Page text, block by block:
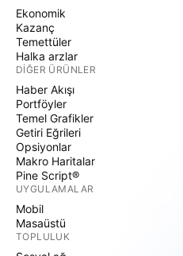
Ekonomik
Kazanç
Temettüler
Halka arzlar
DIĞER ÜRÜNLER
Haber Akışı
Portföyler
Temel Grafikler
Getiri Eğrileri
Opsiyonlar
Makro Haritalar
Pine Script®
UYGULAMALAR
Mobil
Masaüstü
TOPLULUK